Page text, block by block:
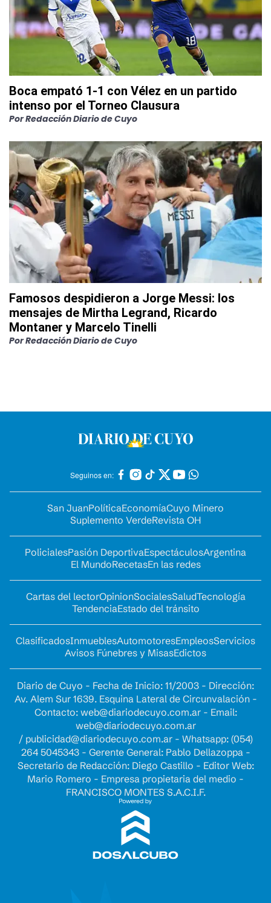
Boca empató 1-1 con Vélez en un partido
intenso por el Torneo Clausura
PorRedacción Diario de Cuyo
Famosos despidieron a Jorge Messi: los
mensajes de Mirtha Legrand, Ricardo
Montaner y Marcelo Tinelli
PorRedacción Diario de Cuyo
Seguinos en:
San JuanPolíticaEconomíaCuyo Minero
Suplemento VerdeRevista OH
PolicialesPasión DeportivaEspectáculosArgentina
El MundoRecetasEn las redes
Cartas del lectorOpinionSocialesSaludTecnología
TendenciaEstado del tránsito
ClasificadosInmueblesAutomotoresEmpleosServicios
Avisos Fúnebres y MisasEdictos
Diario de Cuyo - Fecha de Inicio: 11/2003 - Dirección:
Av. Alem Sur 1639. Esquina Lateral de Circunvalación -
Contacto: web@diariodecuyo.com.ar- Email:
web@diariodecuyo.com.ar
/ publicidad@diariodecuyo.com.ar- Whatsapp: (054)
264 5045343 - Gerente General: Pablo Dellazoppa -
Secretario de Redacción: Diego Castillo - Editor Web:
Mario Romero - Empresa propietaria del medio -
FRANCISCO MONTES S.A.C.I.F.